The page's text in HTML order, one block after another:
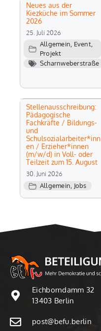
Neues aus der
Kiezküche im Sommer
2026
25. Juli 2026
Allgemein Event,
Projekt
Scharnweberstraße
Stellenausschreibung:
Pädagogische
Fachkräfte / Bildungs-
und
Schulsozialarbeiter*inn
en / Erzieher*innen
(m/w/d) in Voll- oder
Teilzeit zum 15. August
30. Juni 2026
Allgemein, Jobs
Eichborndamm 32
13403 Berlin
post@befu.berlin